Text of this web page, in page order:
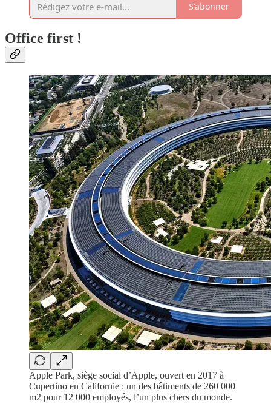
S'abonner
Office first !
Apple Park, siège social d’Apple, ouvert en 2017 à
Cupertino en Californie : un des bâtiments de 260 000
m2 pour 12 000 employés, l’un plus chers du monde.